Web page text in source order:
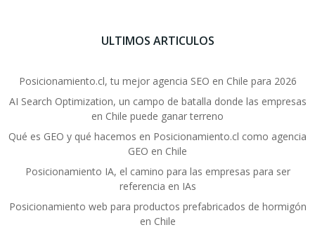
ULTIMOS ARTICULOS
Posicionamiento.cl, tu mejor agencia SEO en Chile para 2026
AI Search Optimization, un campo de batalla donde las empresas
en Chile puede ganar terreno
Qué es GEO y qué hacemos en Posicionamiento.cl como agencia
GEO en Chile
Posicionamiento IA, el camino para las empresas para ser
referencia en IAs
Posicionamiento web para productos prefabricados de hormigón
en Chile